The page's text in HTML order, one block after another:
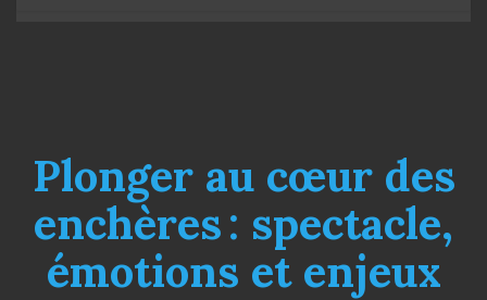
Plonger au cœur des
enchères : spectacle,
émotions et enjeux